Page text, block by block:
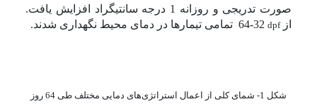
صورت تدریجی و روزانه 1 درجه سانتیگراد افزایش یافت.
ازdpf تمامی تیمارها در دمای محیط نگهداری شدند.
شکل 1- شمای کلی از اعمال استراتژی‌های دمایی مختلف طی 64 روز